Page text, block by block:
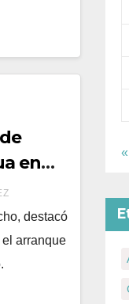
en
destacó
arranque